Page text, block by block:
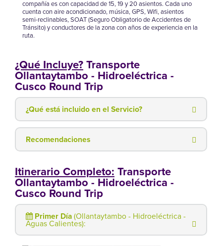
compañía es con capacidad de 15, 19 y 20 asientos. Cada uno
cuenta con aire acondicionado, música, GPS, Wifi, asientos
semi-reclinables, SOAT (Seguro Obligatorio de Accidentes de
Tránsito) y conductores de la zona con años de experiencia en la
ruta.
¿Qué Incluye?Transporte
Ollantaytambo - Hidroeléctrica -
Cusco Round Trip
¿Qué está incluido en el Servicio?
Recomendaciones
Itinerario Completo: Transporte
Ollantaytambo - Hidroeléctrica -
Cusco Round Trip
Primer Día(Ollantaytambo - Hidroeléctrica -
Aguas Calientes):